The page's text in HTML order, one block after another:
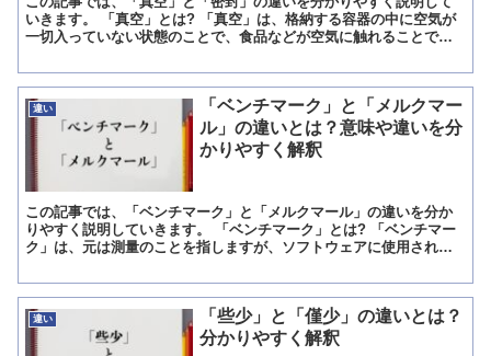
いきます。 「真空」とは? 「真空」は、格納する容器の中に空気が
一切入っていない状態のことで、食品などが空気に触れることで劣
違い
「ベンチマーク」と「メルクマー
ル」の違いとは？意味や違いを分
かりやすく解釈
この記事では、「ベンチマーク」と「メルクマール」の違いを分か
りやすく説明していきます。 「ベンチマーク」とは? 「ベンチマー
ク」は、元は測量のことを指しますが、ソフトウェアに使用される
違い
「些少」と「僅少」の違いとは？
分かりやすく解釈